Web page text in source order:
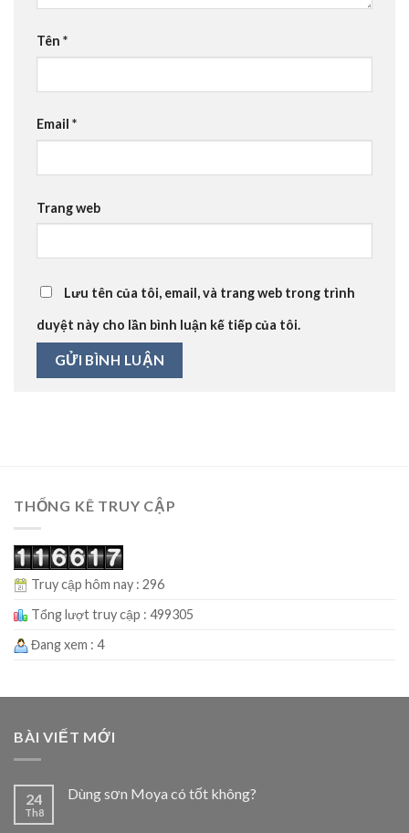
Tên *
Email *
Trang web
Lưu tên của tôi, email, và trang web trong trình
duyệt này cho lần bình luận kế tiếp của tôi.
THỐNG KÊ TRUY CẬP
Truy cập hôm nay : 296
Tổng lượt truy cập : 499305
Đang xem : 4
BÀI VIẾT MỚI
24
Th8
Dùng sơn Moya có tốt không?